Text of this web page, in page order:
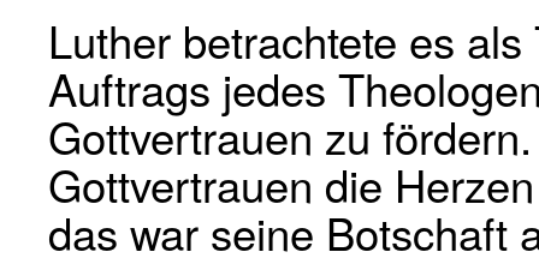
Luther betrachtete es
Auftrags jedes
Gottvertrauen zu
Gottvertrauen die
das war seine Botschaft